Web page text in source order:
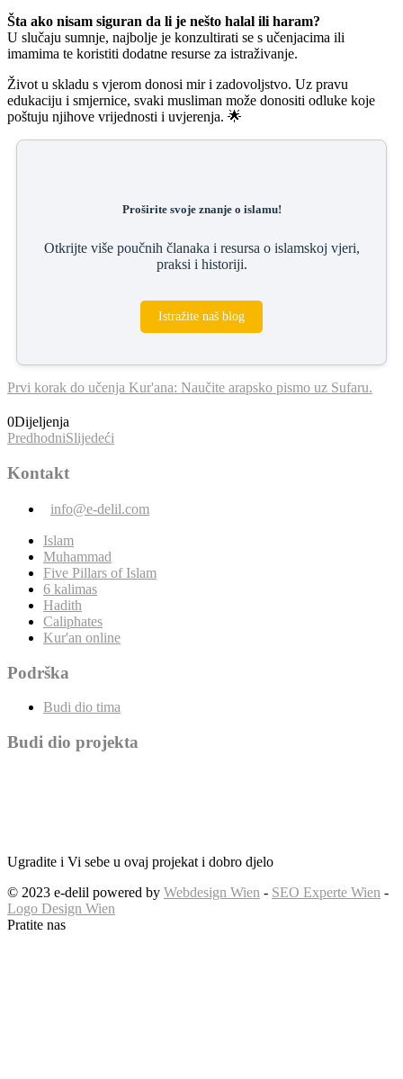
Šta ako nisam siguran da li je nešto halal ili haram?
U slučaju sumnje, najbolje je konzultirati se s učenjacima ili
imamima te koristiti dodatne resurse za istraživanje.
Život u skladu s vjerom donosi mir i zadovoljstvo. Uz pravu
edukaciju i smjernice, svaki musliman može donositi odluke koje
poštuju njihove vrijednosti i uvjerenja. 🌟
Proširite svoje znanje o islamu!
Otkrijte više poučnih članaka i resursa o islamskoj vjeri,
praksi i historiji.
Istražite naš blog
Prvi korak do učenja Kur'ana: Naučite arapsko pismo uz Sufaru.
0Dijeljenja
PredhodniSlijedeći
Kontakt
info@e-delil.com
Islam
Muhammad
Five Pillars of Islam
6 kalimas
Hadith
Caliphates
Kur'an online
Podrška
Budi dio tima
Budi dio projekta
Ugradite i Vi sebe u ovaj projekat i dobro djelo
© 2023 e-delil powered by Webdesign Wien - SEO Experte Wien -
Logo Design Wien
Pratite nas